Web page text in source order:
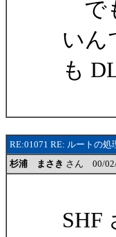
で
いん
も
RE:01071 RE: ルートの処
杉浦 まさき さん 00/
SHF